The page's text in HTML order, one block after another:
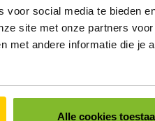
voor social media te bieden
site met onze partners
met andere informatie die je
Alle cookies
te bestellen. Uw